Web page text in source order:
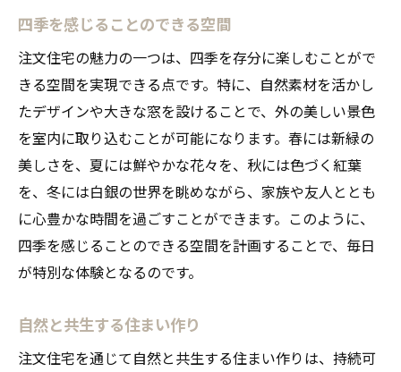
四季を感じることのできる空間
注文住宅の魅力の一つは、四季を存分に楽しむことがで
きる空間を実現できる点です。特に、自然素材を活かし
たデザインや大きな窓を設けることで、外の美しい景色
を室内に取り込むことが可能になります。春には新緑の
美しさを、夏には鮮やかな花々を、秋には色づく紅葉
を、冬には白銀の世界を眺めながら、家族や友人ととも
に心豊かな時間を過ごすことができます。このように、
四季を感じることのできる空間を計画することで、毎日
が特別な体験となるのです。
自然と共生する住まい作り
注文住宅を通じて自然と共生する住まい作りは、持続可